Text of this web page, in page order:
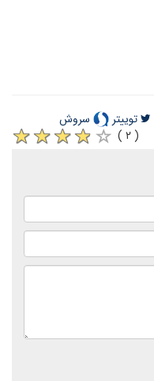
توییتر
سروش
( ۲ )